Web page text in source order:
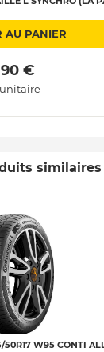
AU PANIER
€
similaires
50R17 W95 CONTI